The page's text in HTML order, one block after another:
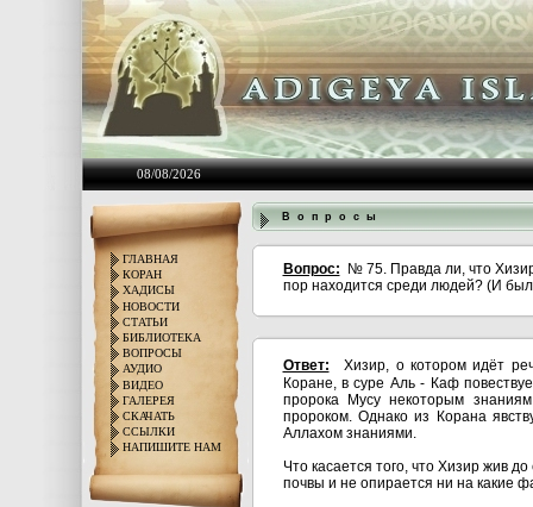
08/08/2026
ГЛАВНАЯ
КОРАН
ХАДИСЫ
НОВОСТИ
СТАТЬИ
БИБЛИОТЕКА
ВОПРОСЫ
АУДИО
ВИДЕО
ГАЛЕРЕЯ
СКАЧАТЬ
ССЫЛКИ
НАПИШИТЕ НАМ
В о п р о с ы
Вопрос:
№ 75. Правда ли, что
пор находится среди людей? (И
Ответ:
Хизир, о котором идёт
Коране, в суре Аль - Каф
пророка Мусу некоторым
пророком. Однако из Корана
Аллахом знаниями.
Что касается того, что Хизир жив
почвы и не опирается ни на какие